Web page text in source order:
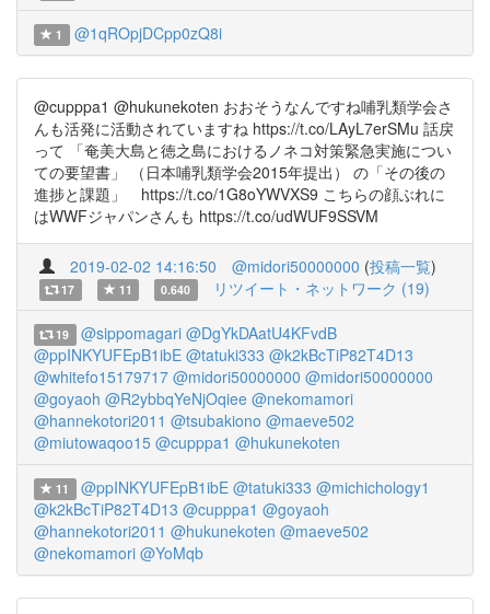
1 @1qROpjDCpp0zQ8i
@cupppa1 @hukunekoten おおそうなんですね哺乳類学会さ
んも活発に活動されていますね https://t.co/LAyL7erSMu 話戻
って 「奄美大島と徳之島におけるノネコ対策緊急実施につい
ての要望書」 （日本哺乳類学会2015年提出） の「その後の
進捗と課題」 https://t.co/1G8oYWVXS9 こちらの顔ぶれに
はWWFジャパンさんも https://t.co/udWUF9SSVM
2019-02-02 14:16:50 @midori50000000 (投稿一覧)
17 11 0.640 リツイート・ネットワーク (19)
19 @sippomagari @DgYkDAatU4KFvdB
@ppINKYUFEpB1ibE @tatuki333 @k2kBcTiP82T4D13
@whitefo15179717 @midori50000000 @midori50000000
@goyaoh @R2ybbqYeNjOqiee @nekomamori
@hannekotori2011 @tsubakiono @maeve502
@miutowaqoo15 @cupppa1 @hukunekoten
11 @ppINKYUFEpB1ibE @tatuki333 @michichology1
@k2kBcTiP82T4D13 @cupppa1 @goyaoh
@hannekotori2011 @hukunekoten @maeve502
@nekomamori @YoMqb